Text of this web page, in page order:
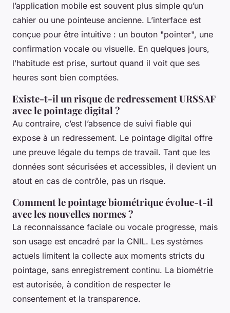
l’application mobile est souvent plus simple qu’un
cahier ou une pointeuse ancienne. L’interface est
conçue pour être intuitive : un bouton "pointer", une
confirmation vocale ou visuelle. En quelques jours,
l’habitude est prise, surtout quand il voit que ses
heures sont bien comptées.
Existe-t-il un risque de redressement URSSAF
avec le pointage digital ?
Au contraire, c’est l’absence de suivi fiable qui
expose à un redressement. Le pointage digital offre
une preuve légale du temps de travail. Tant que les
données sont sécurisées et accessibles, il devient un
atout en cas de contrôle, pas un risque.
Comment le pointage biométrique évolue-t-il
avec les nouvelles normes ?
La reconnaissance faciale ou vocale progresse, mais
son usage est encadré par la CNIL. Les systèmes
actuels limitent la collecte aux moments stricts du
pointage, sans enregistrement continu. La biométrie
est autorisée, à condition de respecter le
consentement et la transparence.